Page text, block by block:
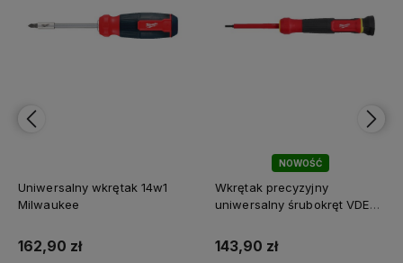
Uniwersalny wkrętak 14w1
Milwaukee
162,90 zł
NOWOŚĆ
Wkrętak precyzyjny
uniwersalny śrubokręt VDE
143,90 zł